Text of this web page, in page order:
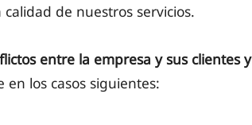
de nuestros servicios.
entre la empresa y sus clientes y
los casos siguientes: